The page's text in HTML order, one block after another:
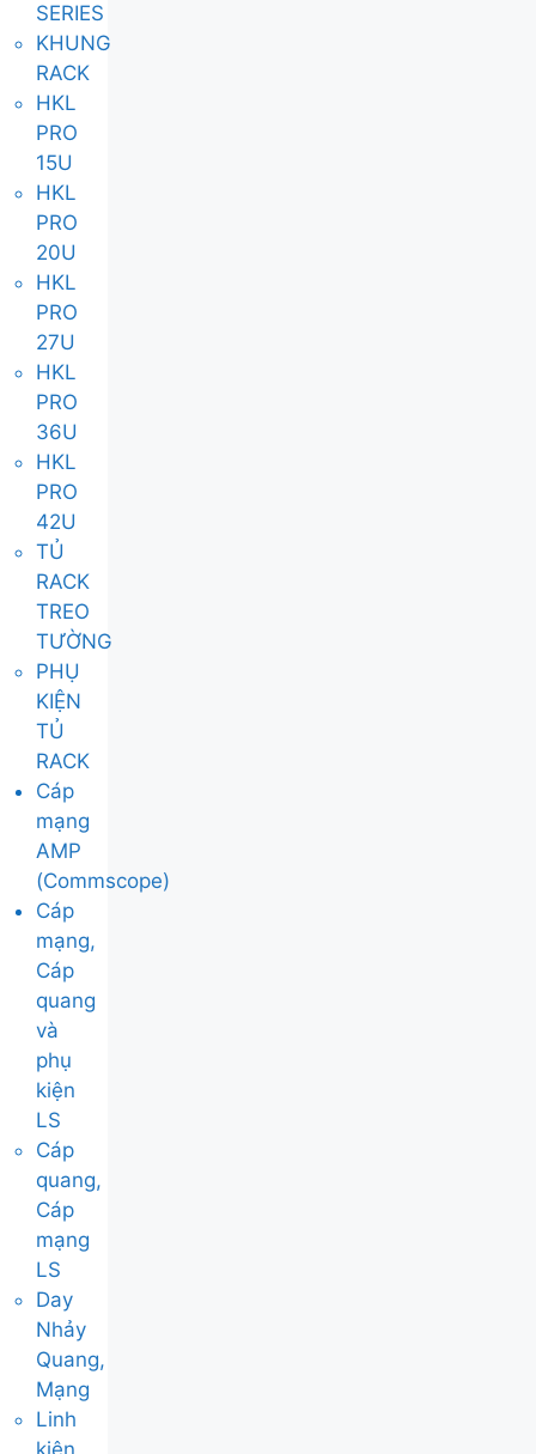
SERIES
KHUNG
RACK
HKL
PRO
15U
HKL
PRO
20U
HKL
PRO
27U
HKL
PRO
36U
HKL
PRO
42U
TỦ
RACK
TREO
TƯỜNG
PHỤ
KIỆN
TỦ
RACK
Cáp
mạng
AMP
(Commscope)
Cáp
mạng,
Cáp
quang
và
phụ
kiện
LS
Cáp
quang,
Cáp
mạng
LS
Day
Nhảy
Quang,
Mạng
Linh
kiện